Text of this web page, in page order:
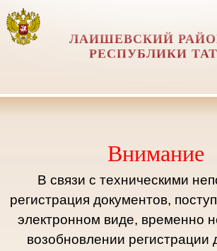
ЛАИШЕВСКИЙ
РЕСПУБЛИКИ
Внимание
В связи с техническими
регистрация документов,
электронном виде, временно
возобновлении регистрации